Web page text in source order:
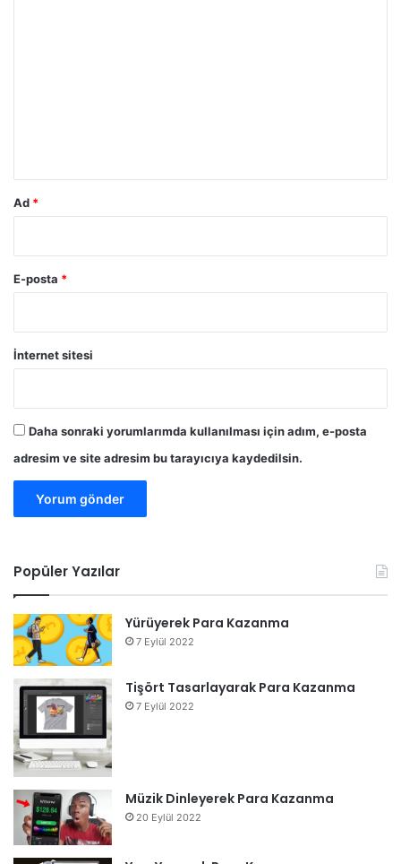
Ad *
E-posta *
İnternet sitesi
Daha sonraki yorumlarımda kullanılması için adım, e-posta
adresim ve site adresim bu tarayıcıya kaydedilsin.
Popüler Yazılar
Yürüyerek Para Kazanma
7 Eylül 2022
Tişört Tasarlayarak Para Kazanma
7 Eylül 2022
Müzik Dinleyerek Para Kazanma
20 Eylül 2022